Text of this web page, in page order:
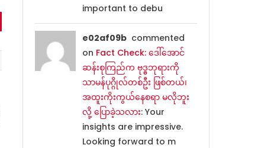
important to debu
e02af09bcommented
on Fact Check: ဒေါ်အောင်
ဆန်းစုကြည်က ဗုဒ္ဓဘုရားကို
သာမန်ပုဂ္ဂိုလ်တစ်ဦး ဖြစ်တယ်၊
အထူးကိုးကွယ်နေစရာ မလိုဘူး
လို့ ပြောခဲ့သလား: Your
insights are impressive.
Looking forward to m